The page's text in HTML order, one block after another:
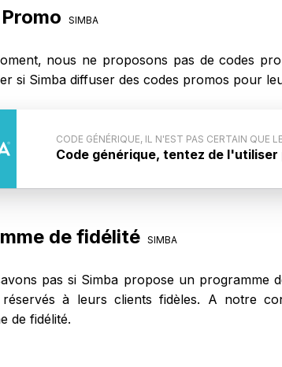
SIMBA
nous ne proposons pas de codes
si Simba diffuser des codes promos pour
CODE GÉNÉRIQUE, IL N'EST PAS CERTAIN QUE
Code générique, tentez de
pas communiqué par le site
de fidélité SIMBA
pas si Simba propose un programme
à leurs clients fidèles. A notre
de fidélité.